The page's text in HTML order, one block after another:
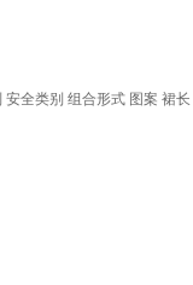
安全类别 组合形式 图案 裙长